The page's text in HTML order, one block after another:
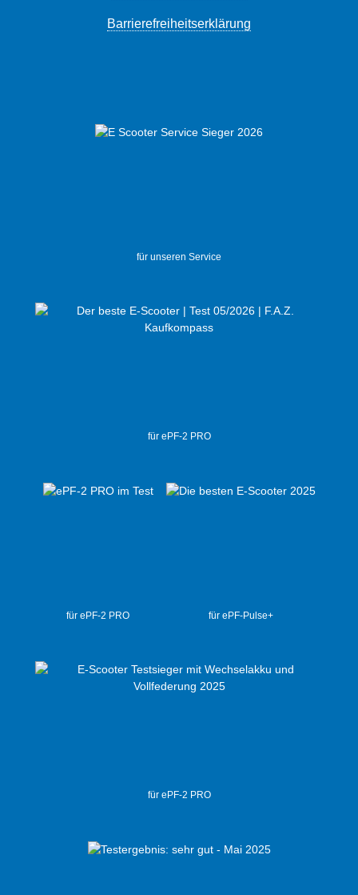
Barrierefreiheitserklärung
für unseren Service
für ePF-2 PRO
für ePF-2 PRO für ePF-Pulse+
für ePF-2 PRO